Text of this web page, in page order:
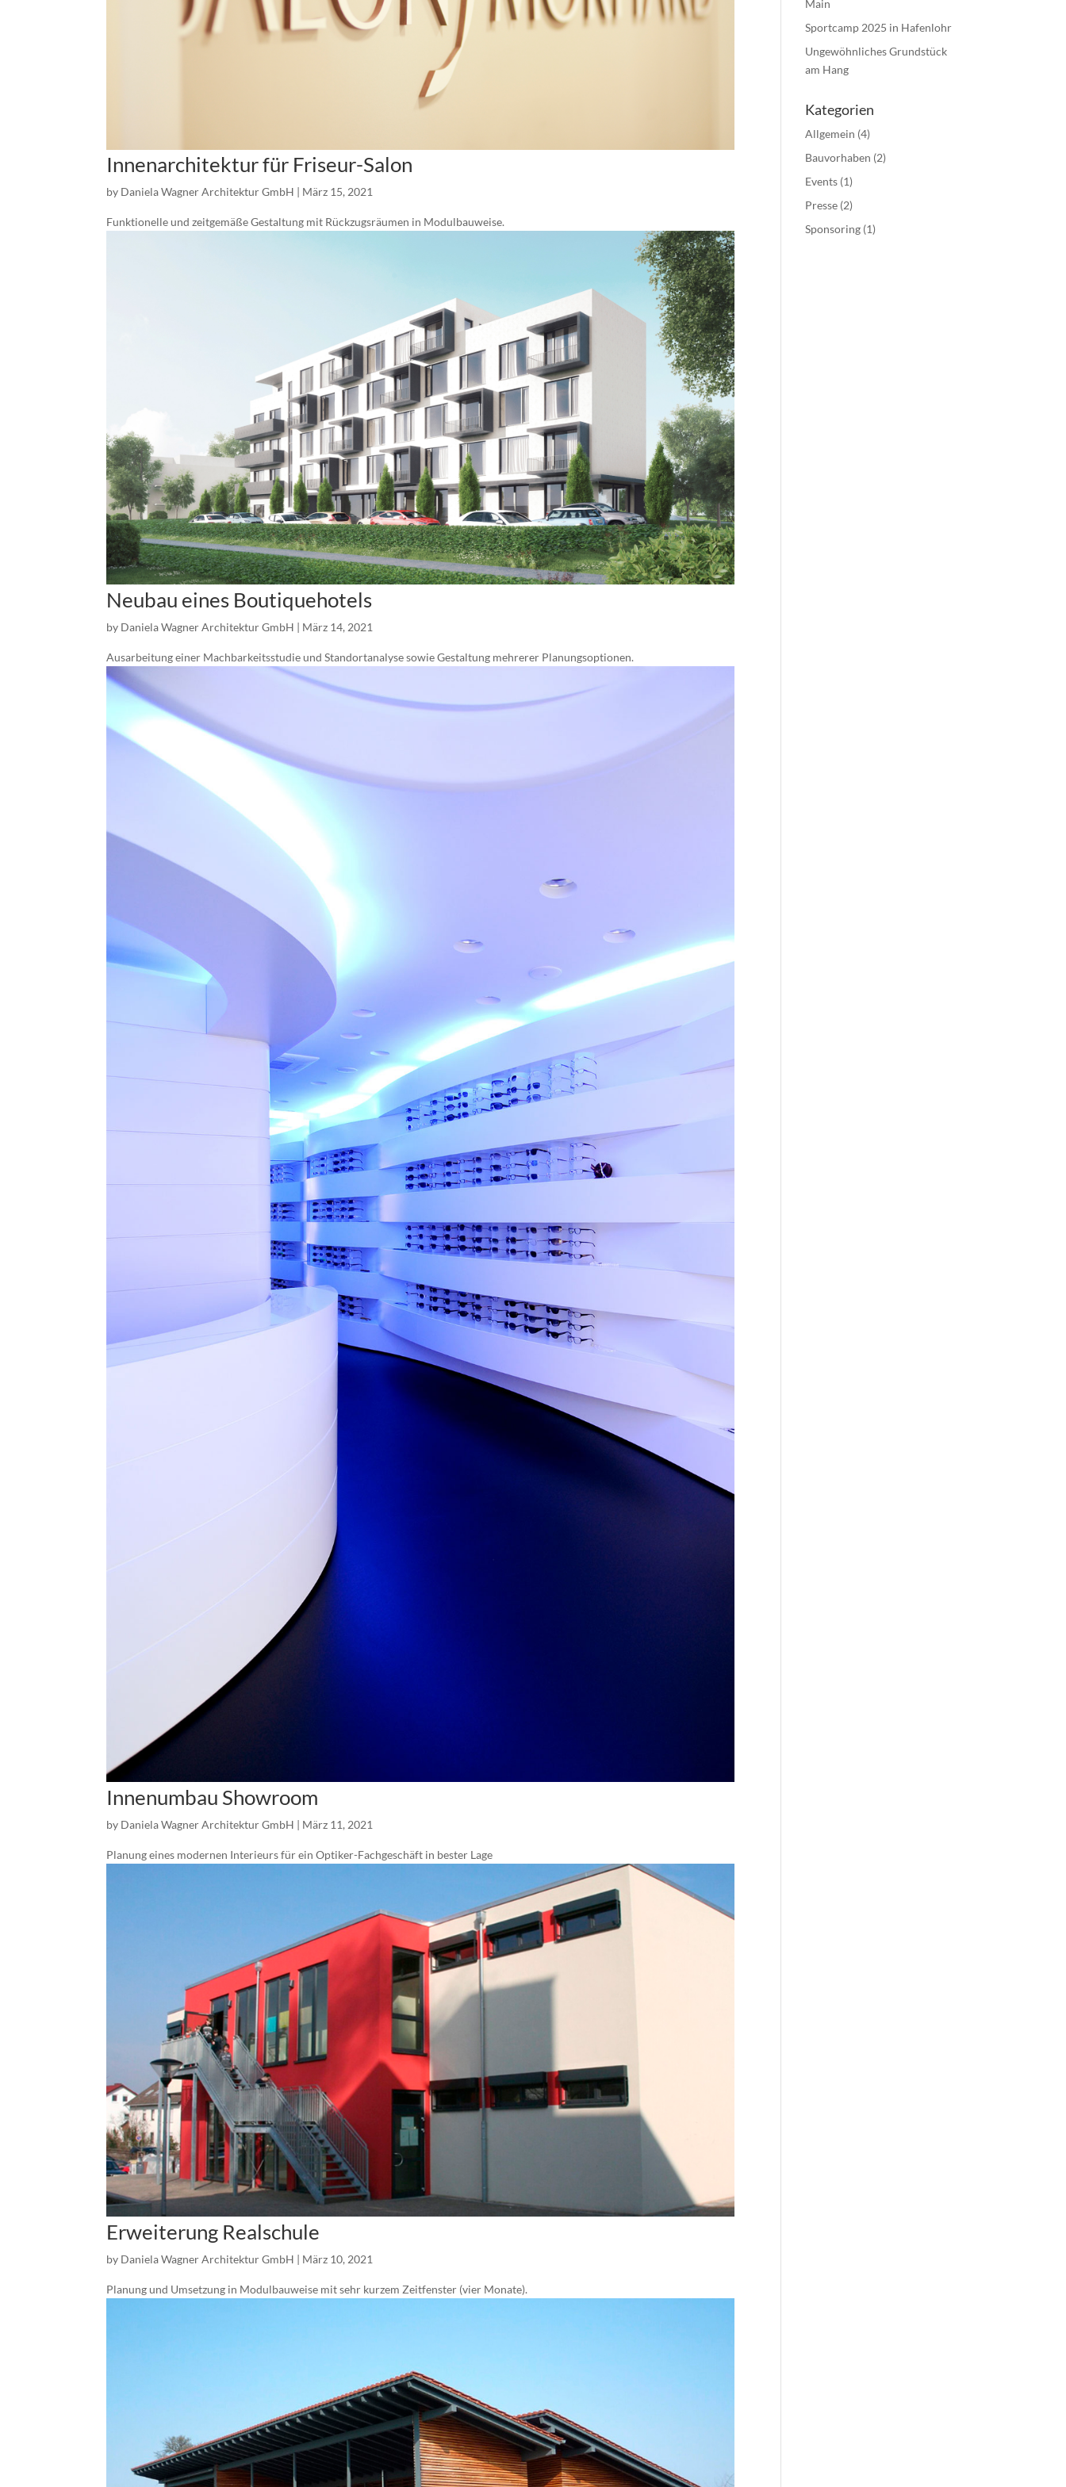
Innenarchitektur für Friseur-Salon
by Daniela Wagner Architektur GmbH | März 15, 2021
Funktionelle und zeitgemäße Gestaltung mit Rückzugsräumen in Modulbauweise.
Neubau eines Boutiquehotels
by Daniela Wagner Architektur GmbH | März 14, 2021
Ausarbeitung einer Machbarkeitsstudie und Standortanalyse sowie Gestaltung mehrerer Planungsoptionen.
Innenumbau Showroom
by Daniela Wagner Architektur GmbH | März 11, 2021
Planung eines modernen Interieurs für ein Optiker-Fachgeschäft in bester Lage
Erweiterung Realschule
by Daniela Wagner Architektur GmbH | März 10, 2021
Planung und Umsetzung in Modulbauweise mit sehr kurzem Zeitfenster (vier Monate).
Main
Sportcamp 2025 in Hafenlohr
Ungewöhnliches Grundstück
am Hang
Kategorien
Allgemein (4)
Bauvorhaben (2)
Events (1)
Presse (2)
Sponsoring (1)